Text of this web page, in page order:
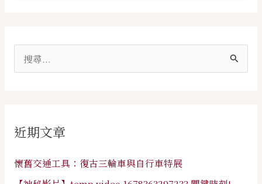
字
近期文章
懷舊交通工具：復古三輪車與自行車特展